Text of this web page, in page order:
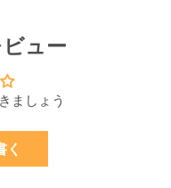
ュー
ましょう
く